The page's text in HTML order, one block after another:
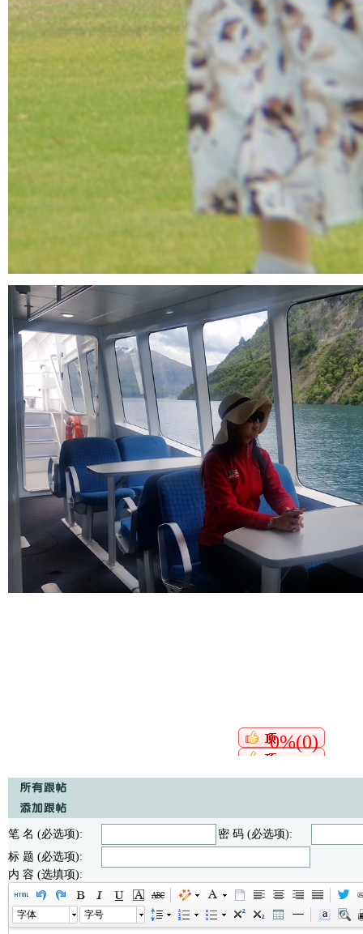
0%(0)
笔 名 (必选项):
密 码 (必选项):
标 题 (必选项):
内 容 (选填项):
字体 字号